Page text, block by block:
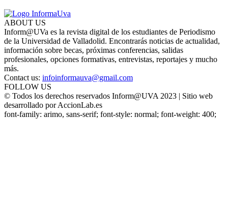
ABOUT US
Inform@UVa es la revista digital de los estudiantes de Periodismo
de la Universidad de Valladolid. Encontrarás noticias de actualidad,
información sobre becas, próximas conferencias, salidas
profesionales, opciones formativas, entrevistas, reportajes y mucho
más.
Contact us: infoinformauva@gmail.com
FOLLOW US
© Todos los derechos reservados Inform@UVA 2023 | Sitio web
desarrollado por AccionLab.es
font-family: arimo, sans-serif; font-style: normal; font-weight: 400;